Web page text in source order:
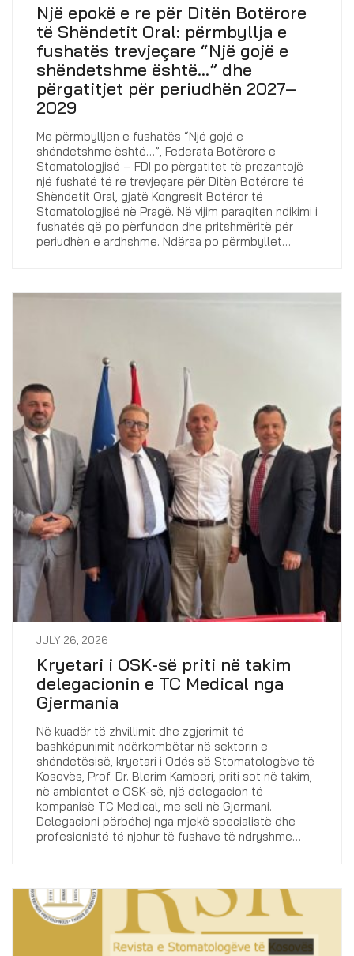
Një epokë e re për Ditën Botërore
të Shëndetit Oral: përmbyllja e
fushatës trevjeçare “Një gojë e
shëndetshme është…” dhe
përgatitjet për periudhën 2027–
2029
Me përmbylljen e fushatës “Një gojë e
shëndetshme është…”, Federata Botërore e
Stomatologjisë – FDI po përgatitet të prezantojë
një fushatë të re trevjeçare për Ditën Botërore të
Shëndetit Oral, gjatë Kongresit Botëror të
Stomatologjisë në Pragë. Në vijim paraqiten ndikimi i
fushatës që po përfundon dhe pritshmëritë për
periudhën e ardhshme. Ndërsa po përmbyllet…
JULY 26, 2026
Kryetari i OSK-së priti në takim
delegacionin e TC Medical nga
Gjermania
Në kuadër të zhvillimit dhe zgjerimit të
bashkëpunimit ndërkombëtar në sektorin e
shëndetësisë, kryetari i Odës së Stomatologëve të
Kosovës, Prof. Dr. Blerim Kamberi, priti sot në takim,
në ambientet e OSK-së, një delegacion të
kompanisë TC Medical, me seli në Gjermani.
Delegacioni përbëhej nga mjekë specialistë dhe
profesionistë të njohur të fushave të ndryshme…